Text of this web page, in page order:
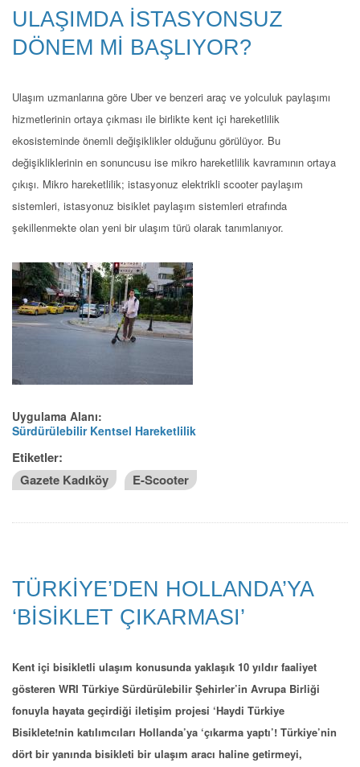
ULAŞIMDA İSTASYONSUZ
DÖNEM Mİ BAŞLIYOR?
Ulaşım uzmanlarına göre Uber ve benzeri araç ve yolculuk paylaşımı
hizmetlerinin ortaya çıkması ile birlikte kent içi hareketlilik
ekosisteminde önemli değişiklikler olduğunu görülüyor. Bu
değişikliklerinin en sonuncusu ise mikro hareketlilik kavramının ortaya
çıkışı. Mikro hareketlilik; istasyonuz elektrikli scooter paylaşım
sistemleri, istasyonuz bisiklet paylaşım sistemleri etrafında
şekillenmekte olan yeni bir ulaşım türü olarak tanımlanıyor.
Uygulama Alanı:
Sürdürülebilir Kentsel Hareketlilik
Etiketler:
Gazete Kadıköy
E-Scooter
TÜRKİYE’DEN HOLLANDA’YA
‘BİSİKLET ÇIKARMASI’
Kent içi bisikletli ulaşım konusunda yaklaşık 10 yıldır faaliyet
gösteren WRI Türkiye Sürdürülebilir Şehirler’in Avrupa Birliği
fonuyla hayata geçirdiği iletişim projesi ‘Haydi Türkiye
Bisiklete!nin katılımcıları Hollanda’ya ‘çıkarma yaptı’! Türkiye’nin
dört bir yanında bisikleti bir ulaşım aracı haline getirmeyi,